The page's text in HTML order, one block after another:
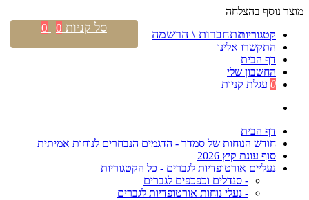
מוצר נוסף בהצלחה
קטגוריות
התקשרו אלינו
דף הבית
החשבון שלי
0 עגלת קניות
דף הבית
חודש הנוחות של סמדר - הדגמים הנבחרים לנוחות אמיתית
סוף עונת קיץ 2026
נעליים אורטופדיות לגברים - כל הקטגוריות
- סנדלים וכפכפים לגברים
- נעלי נוחות אורטופדיות לגברים
התחברות \ הרשמה סל קניות 0
0